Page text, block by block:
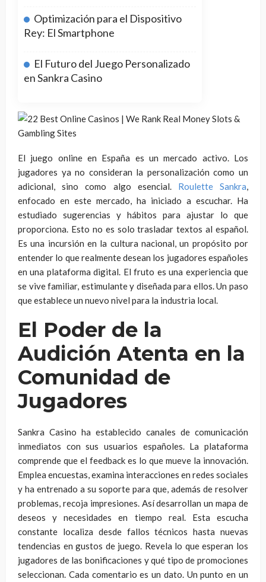
Optimización para el Dispositivo
Rey: El Smartphone
El Futuro del Juego Personalizado
en Sankra Casino
El juego online en España es un mercado activo. Los
jugadores ya no consideran la personalización como un
adicional, sino como algo esencial. Roulette Sankra,
enfocado en este mercado, ha iniciado a escuchar. Ha
estudiado sugerencias y hábitos para ajustar lo que
proporciona. Esto no es solo trasladar textos al español.
Es una incursión en la cultura nacional, un propósito por
entender lo que realmente desean los jugadores españoles
en una plataforma digital. El fruto es una experiencia que
se vive familiar, estimulante y diseñada para ellos. Un paso
que establece un nuevo nivel para la industria local.
El Poder de la
Audición Atenta en la
Comunidad de
Jugadores
Sankra Casino ha establecido canales de comunicación
inmediatos con sus usuarios españoles. La plataforma
comprende que el feedback es lo que mueve la innovación.
Emplea encuestas, examina interacciones en redes sociales
y ha entrenado a su soporte para que, además de resolver
problemas, recoja impresiones. Así desarrollan un mapa de
deseos y necesidades en tiempo real. Esta escucha
constante localiza desde fallos técnicos hasta nuevas
tendencias en gustos de juego. Revela lo que esperan los
jugadores de las bonificaciones y qué tipo de promociones
seleccionan. Cada comentario es un dato. Un punto en un